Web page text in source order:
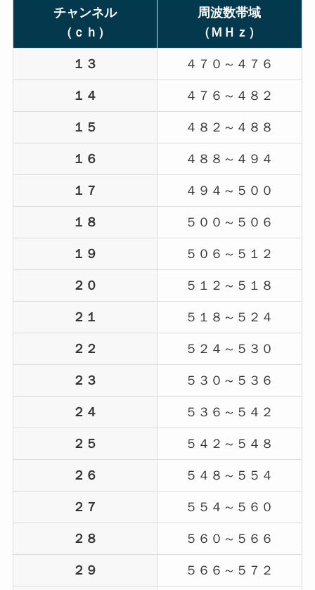
チャンネル
（ｃｈ）
周波数帯域
（ＭＨｚ）
１３ ４７０～４７６
１４ ４７６～４８２
１５ ４８２～４８８
１６ ４８８～４９４
１７ ４９４～５００
１８ ５００～５０６
１９ ５０６～５１２
２０ ５１２～５１８
２１ ５１８～５２４
２２ ５２４～５３０
２３ ５３０～５３６
２４ ５３６～５４２
２５ ５４２～５４８
２６ ５４８～５５４
２７ ５５４～５６０
２８ ５６０～５６６
２９ ５６６～５７２